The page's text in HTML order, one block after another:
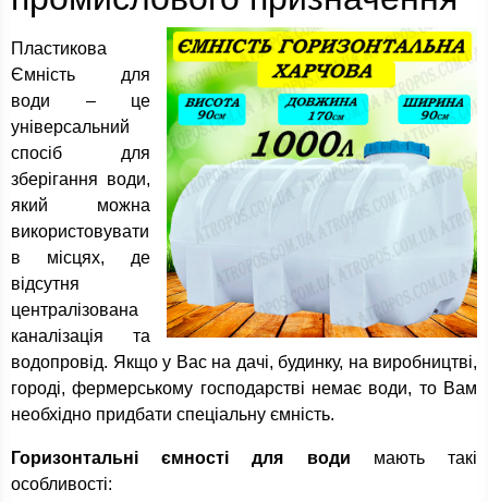
Пластикова
Ємність для
води – це
універсальний
спосіб для
зберігання води,
який можна
використовувати
в місцях, де
відсутня
централізована
каналізація та
водопровід. Якщо у Вас на дачі, будинку, на виробництві,
городі, фермерському господарстві немає води, то Вам
необхідно придбати спеціальну ємність.
Горизонтальні ємності для води мають такі
особливості: